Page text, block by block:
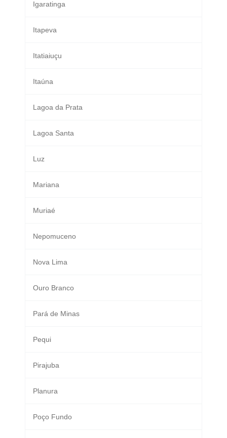
Igaratinga
Itapeva
Itatiaiuçu
Itaúna
Lagoa da Prata
Lagoa Santa
Luz
Mariana
Muriaé
Nepomuceno
Nova Lima
Ouro Branco
Pará de Minas
Pequi
Pirajuba
Planura
Poço Fundo